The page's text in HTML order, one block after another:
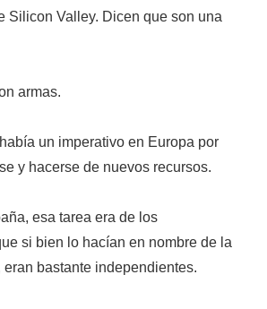
Silicon Valley. Dicen que son una
armas.
un imperativo en Europa por
y hacerse de nuevos recursos.
esa tarea era de los
si bien lo hacían en nombre de la
bastante independientes.